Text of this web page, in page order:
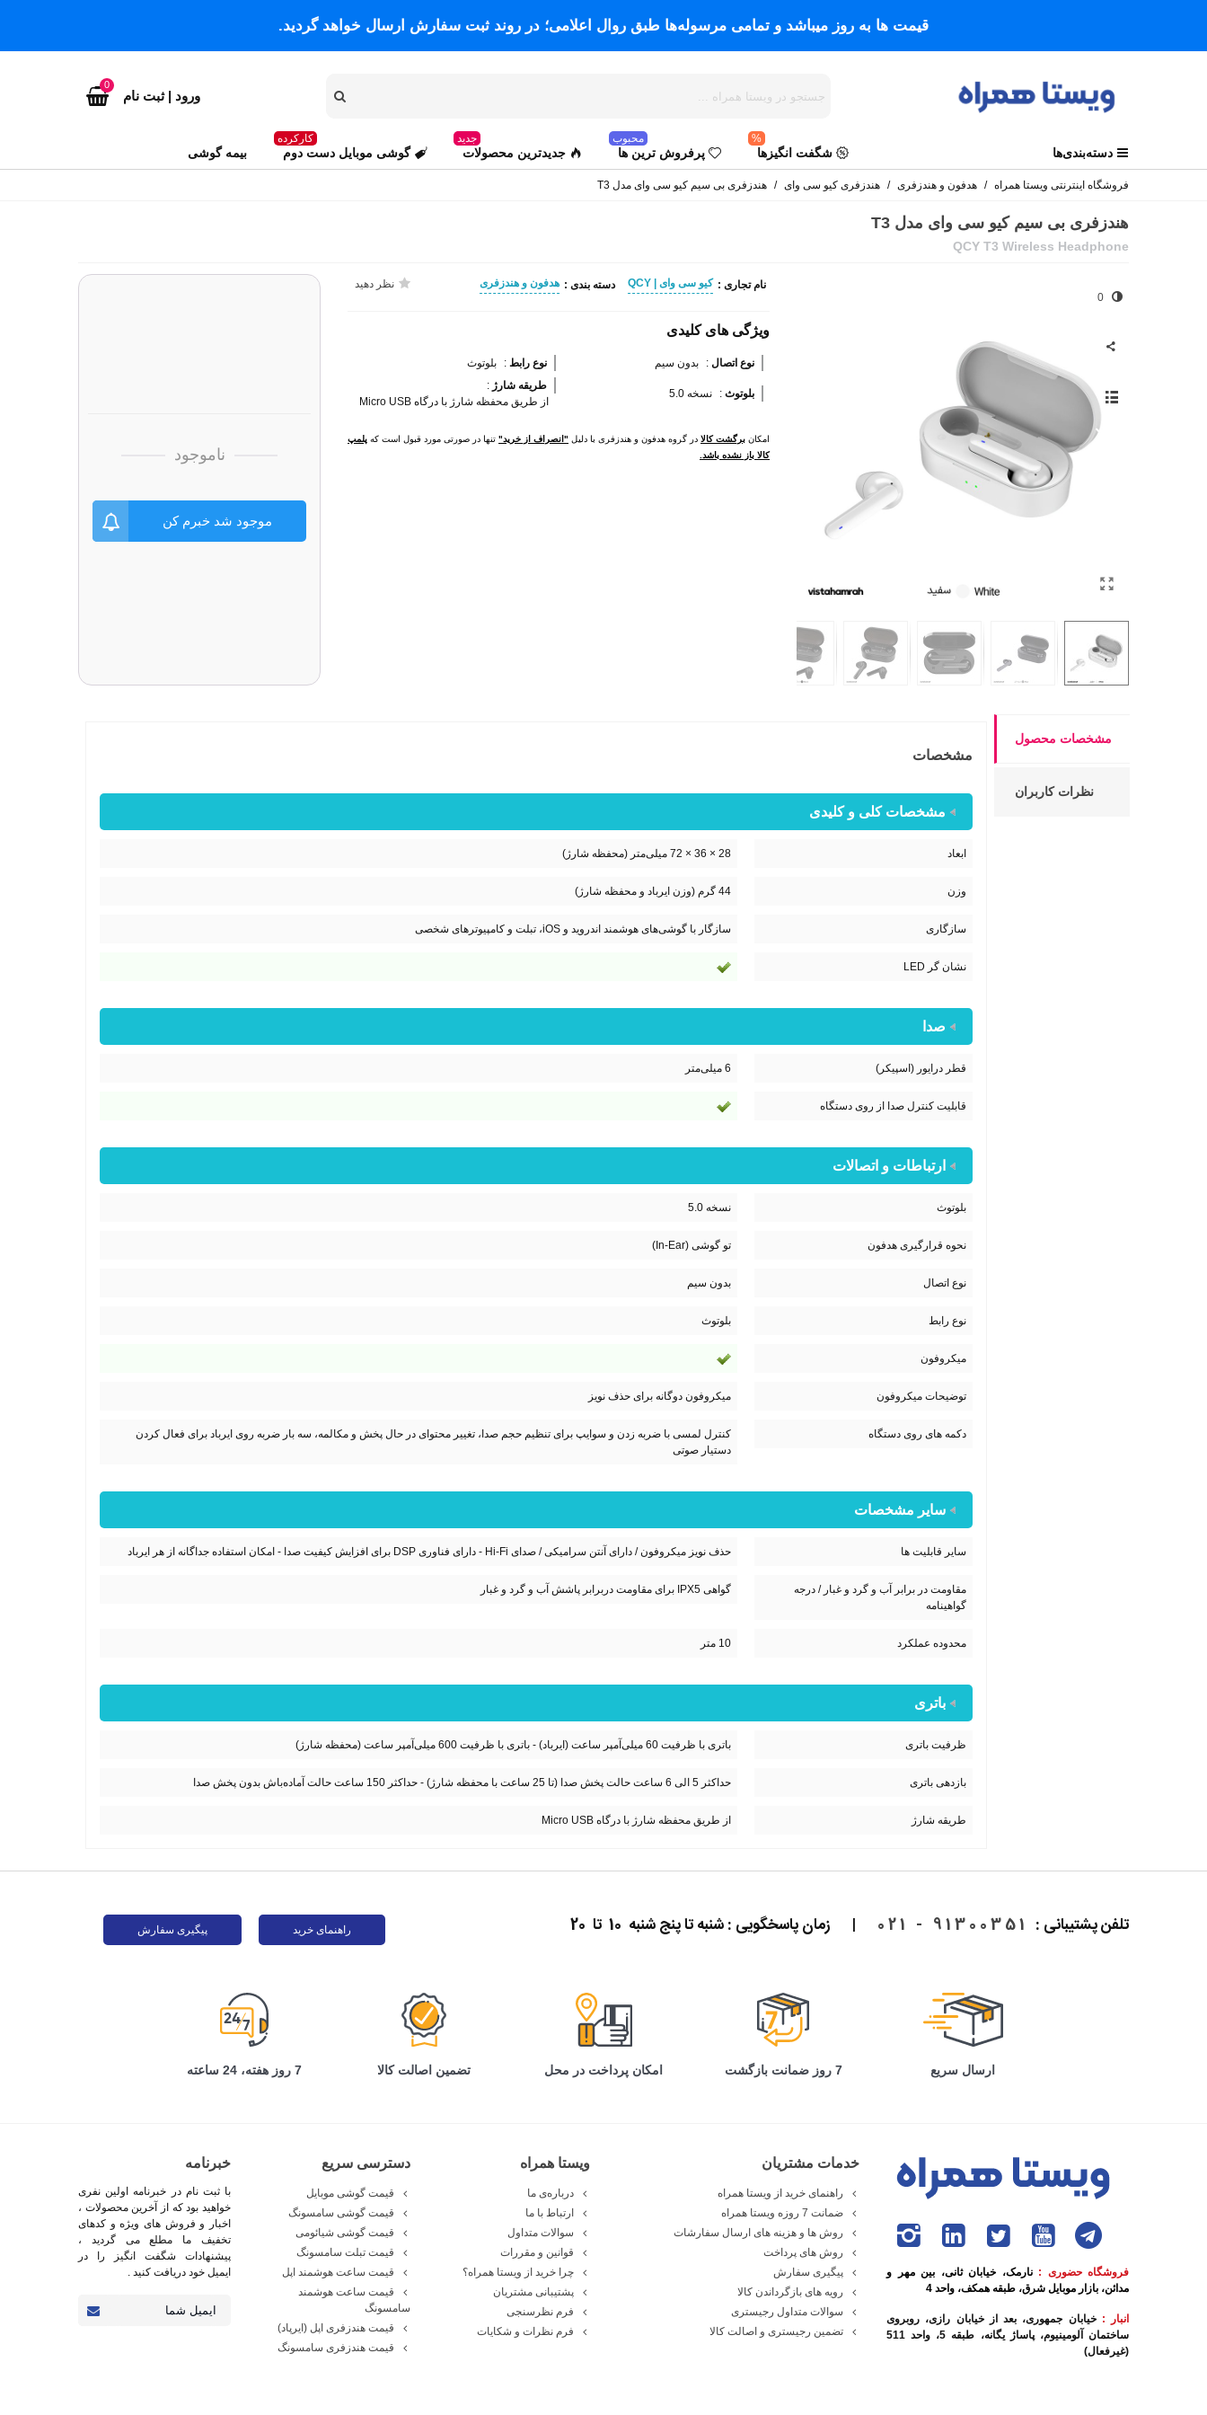
قیمت ها به روز میباشد و تمامی مرسوله‌ها طبق روال اعلامی؛ در روند ثبت سفارش ارسال خواهد گردید.
ورود | ثبت نام
0
دسته‌بندی‌ها شگفت انگیزها
%
پرفروش ترین ها
محبوب
جدیدترین محصولات
جدید
گوشی موبایل دست دوم
کارکرده
بیمه گوشی
فروشگاه اینترنتی ویستا همراه / هدفون و هندزفری / هندزفری کیو سی وای / هندزفری بی ‌سیم کیو سی وای مدل T3
هندزفری بی ‌سیم کیو سی وای مدل T3
QCY T3 Wireless Headphone
0
نام تجاری : کیو سی وای | QCY دسته بندی : هدفون و هندزفری نظر دهید
ویژگی های کلیدی
نوع اتصال : بدون سیم نوع رابط : بلوتوث
بلوتوث : نسخه 5.0
طریقه شارژ :
از طریق محفظه شارژ با درگاه Micro USB
امکان برگشت کالادر گروه هدفون و هندزفری با دلیل "انصراف از خرید"تنها در صورتی مورد قبول است که پلمپ
کالا باز نشده باشد.
ناموجود
موجود شد خبرم کن
مشخصات محصول
نظرات کاربران
مشخصات
مشخصات کلی و کلیدی
ابعاد 28 × 36 × 72 میلی‌متر (محفظه شارژ)
وزن 44 گرم (وزن ایرباد و محفظه شارژ)
سازگاری سازگار با گوشی‌های هوشمند اندروید و iOS، تبلت و کامپیوترهای شخصی
نشان گر LED
صدا
قطر درایور (اسپیکر) 6 میلی‌متر
قابلیت کنترل صدا از روی دستگاه
ارتباطات و اتصالات
بلوتوث نسخه 5.0
نحوه قرارگیری هدفون تو گوشی (In-Ear)
نوع اتصال بدون سیم
نوع رابط بلوتوث
میکروفون
توضیحات میکروفون میکروفون دوگانه برای حذف نویز
دکمه های روی دستگاه
کنترل لمسی با ضربه زدن و سوایپ برای تنظیم حجم صدا، تغییر محتوای در حال پخش و مکالمه، سه بار ضربه روی ایرباد برای فعال کردن
دستیار صوتی
سایر مشخصات
سایر قابلیت ها حذف نویز میکروفون / دارای آنتن سرامیکی / صدای Hi-Fi - دارای فناوری DSP برای افزایش کیفیت صدا - امکان استفاده جداگانه از هر ایرباد
مقاومت در برابر آب و گرد و غبار / درجه
گواهینامه
گواهی IPX5 برای مقاومت دربرابر پاشش آب و گرد و غبار
محدوده عملکرد 10 متر
باتری
ظرفیت باتری باتری با ظرفیت 60 میلی‌آمپر ساعت (ایرباد) - باتری با ظرفیت 600 میلی‌آمپر ساعت (محفظه شارژ)
بازدهی باتری حداکثر 5 الی 6 ساعت حالت پخش صدا (تا 25 ساعت با محفظه شارژ) - حداکثر 150 ساعت حالت آماده‌باش بدون پخش صدا
طریقه شارژ از طریق محفظه شارژ با درگاه Micro USB
تلفن پشتیبانی : 91300351 - 021
| زمان پاسخگویی : شنبه تا پنج شنبه 10 تا 20 راهنمای خرید پیگیری سفارش
ارسال سریع 7 روز ضمانت بازگشت امکان پرداخت در محل تضمین اصالت کالا 7 روز هفته، 24 ساعته
فروشگاه حضوری : نارمک، خیابان ثانی، بین مهر و
مدائن، بازار موبایل شرق، طبقه همکف، واحد 4
انبار : خیابان جمهوری، بعد از خیابان رازی، روبروی
ساختمان آلومینیوم، پاساژ یگانه، طبقه 5، واحد 511
(غیرفعال)
خدمات مشتریان
راهنمای خرید از ویستا همراه
ضمانت 7 روزه ویستا همراه
روش ها و هزینه های ارسال سفارشات
روش های پرداخت
پیگیری سفارش
رویه های بازگرداندن کالا
سوالات متداول رجیستری
تضمین رجیستری و اصالت کالا
ویستا همراه
درباره‌ی ما
ارتباط با ما
سوالات متداول
قوانین و مقررات
چرا خرید از ویستا همراه؟
پشتیبانی مشتریان
فرم نظرسنجی
فرم نظرات و شکایات
دسترسی سریع
قیمت گوشی موبایل
قیمت گوشی سامسونگ
قیمت گوشی شیائومی
قیمت تبلت سامسونگ
قیمت ساعت هوشمند اپل
قیمت ساعت هوشمند
سامسونگ
قیمت هندزفری اپل (ایرپاد)
قیمت هندزفری سامسونگ
خبرنامه
با ثبت نام در خبرنامه اولین نفری
خواهید بود که از آخرین محصولات ،
اخبار و فروش های ویژه و کدهای
تخفیف ما مطلع می گردید ،
پیشنهادات شگفت انگیز را در
ایمیل خود دریافت کنید .